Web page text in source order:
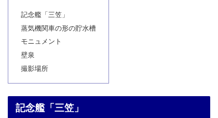
記念艦「三笠」
蒸気機関車の形の貯水槽
モニュメント
壁泉
撮影場所
記念艦「三笠」